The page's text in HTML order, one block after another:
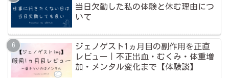
当日欠勤した私の体験と休む理由につ
いて
ジェノゲスト1ヵ月目の副作用を正直
レビュー｜不正出血・むくみ・体重増
加・メンタル変化まで【体験談】